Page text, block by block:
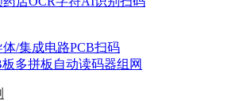
体/集成电路PCB扫码
板多拼板自动读码器组网